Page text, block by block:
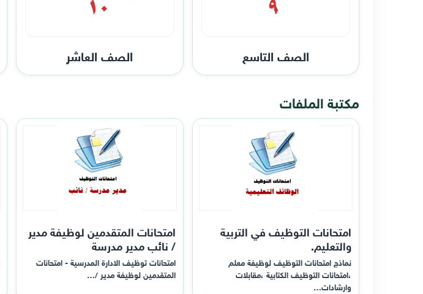
الصف التاسع الصف العاشر
مكتبة الملفات
امتحانات التوظيف في التربية
والتعليم.
نماذج امتحانات التوظيف لوظيفة معلم
،امتحانات التوظيف الكتابية ،مقابلات
وارشادات…
امتحانات المتقدمين لوظيفة مدير
/ نائب مدير مدرسة
امتحانات توظيف الادارة المدرسية - امتحانات
المتقدمين لوظيفة مدير /…